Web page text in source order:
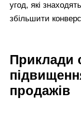
угод, які
збільшити
Приклади
продажів